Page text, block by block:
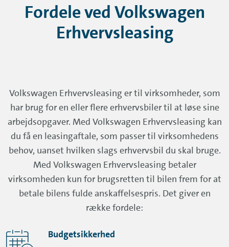
Fordele ved Volkswagen
Erhvervsleasing
Volkswagen Erhvervsleasing er til virksomheder, som
har brug for en eller flere erhvervsbiler til at løse sine
arbejdsopgaver. Med Volkswagen Erhvervsleasing kan
du få en leasingaftale, som passer til virksomhedens
behov, uanset hvilken slags erhvervsbil du skal bruge.
Med Volkswagen Erhvervsleasing betaler
virksomheden kun for brugsretten til bilen frem for at
betale bilens fulde anskaffelsespris. Det giver en
række fordele:
Budgetsikkerhed